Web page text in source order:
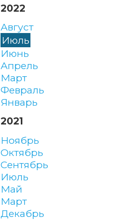
2022
август
июль
июнь
апрель
март
февраль
январь
2021
ноябрь
октябрь
сентябрь
июль
май
март
декабрь